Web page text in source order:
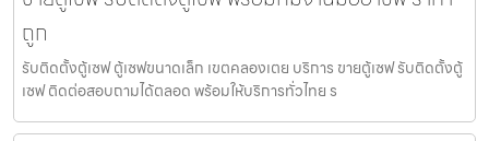
ถูก
รับติดตั้งตู้เซฟ ตู้เซฟขนาดเล็ก เขตคลองเตย บริการ ขายตู้เซฟ รับติดตั้งตู้
เซฟ ติดต่อสอบถามได้ตลอด พร้อมให้บริการทั่วไทย ร